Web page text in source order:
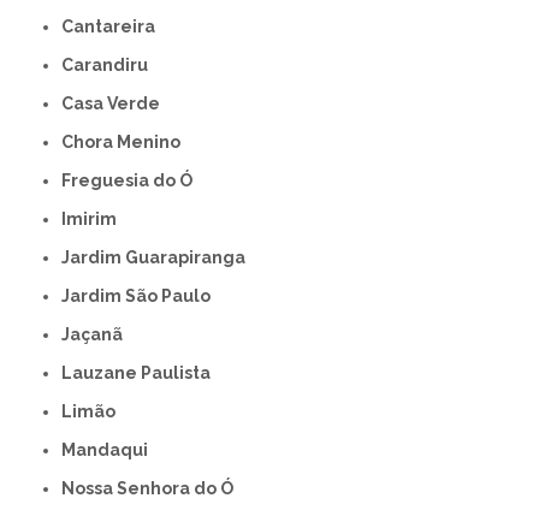
Cantareira
Carandiru
Casa Verde
Chora Menino
Freguesia do Ó
Imirim
Jardim Guarapiranga
Jardim São Paulo
Jaçanã
Lauzane Paulista
Limão
Mandaqui
Nossa Senhora do Ó